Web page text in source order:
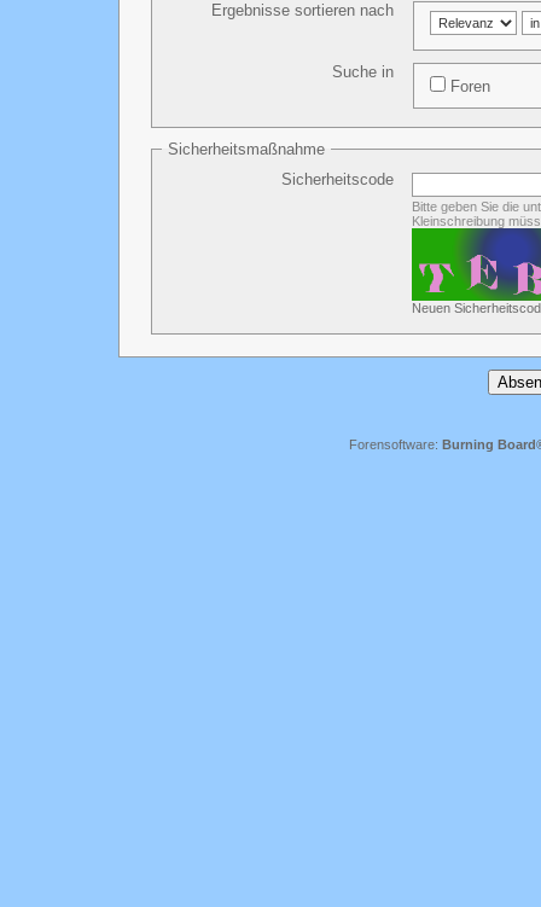
Ergebnisse sortieren nach
Suche in
Foren
Sicherheitsmaßnahme
Sicherheitscode
Bitte geben Sie die
Kleinschreibung
Neuen
Forensoftware: Burning